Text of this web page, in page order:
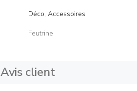
Déco, Accessoires
Feutrine
Avis client